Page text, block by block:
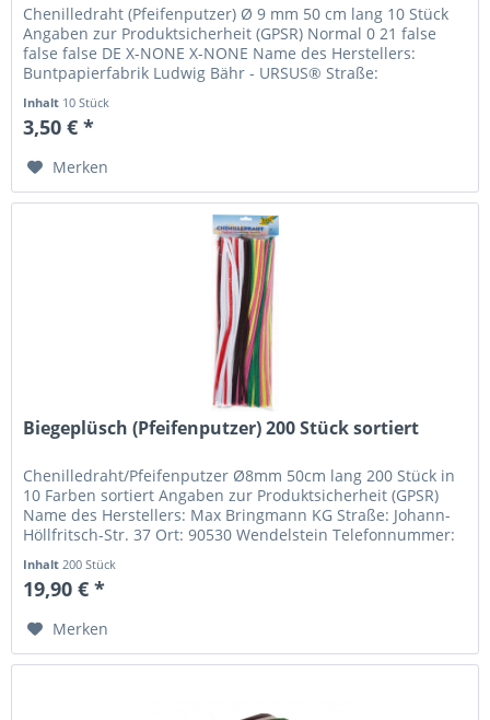
Chenilledraht (Pfeifenputzer) Ø 9 mm 50 cm lang 10 Stück
Angaben zur Produktsicherheit (GPSR) Normal 0 21 false
false false DE X-NONE X-NONE Name des Herstellers:
Buntpapierfabrik Ludwig Bähr - URSUS® Straße:
Inhalt 10 Stück
3,50 € *
Merken
Biegeplüsch (Pfeifenputzer) 200 Stück sortiert
Chenilledraht/Pfeifenputzer Ø8mm 50cm lang 200 Stück in
10 Farben sortiert Angaben zur Produktsicherheit (GPSR)
Name des Herstellers: Max Bringmann KG Straße: Johann-
Höllfritsch-Str. 37 Ort: 90530 Wendelstein Telefonnummer:
Inhalt 200 Stück
19,90 € *
Merken